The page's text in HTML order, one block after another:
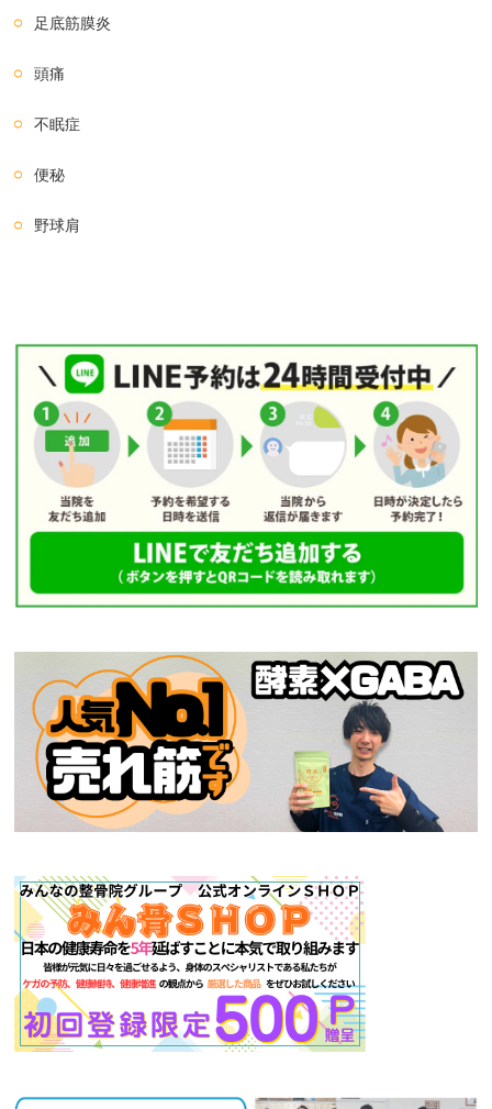
足底筋膜炎
頭痛
不眠症
便秘
野球肩